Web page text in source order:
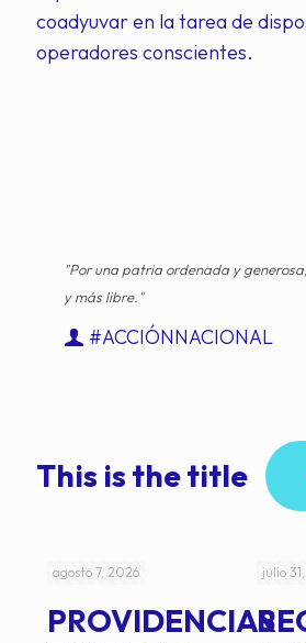
coadyuvar en la tarea de
operadores conscientes.
"Por una patria ordenada y
y más libre."
#ACCIÓNNACIONAL
This is the title
agosto 7, 2026
PROVIDENCIAS
julio